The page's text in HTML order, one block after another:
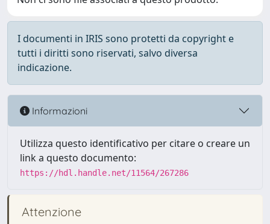
I documenti in IRIS sono protetti da copyright e
tutti i diritti sono riservati, salvo diversa
indicazione.
Informazioni
Utilizza questo identificativo per citare o creare un
link a questo documento:
https://hdl.handle.net/11564/267286
Attenzione